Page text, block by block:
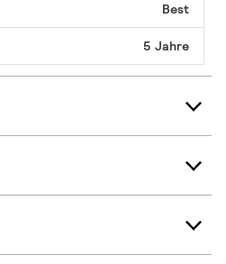
Best
5 Jahre